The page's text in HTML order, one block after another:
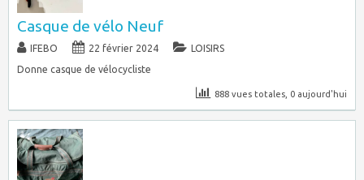
Casque de vélo Neuf
IFEBO 22 février 2024
LOISIRS
Donne casque de vélocycliste
888 vues totales, 0 aujourd'hui